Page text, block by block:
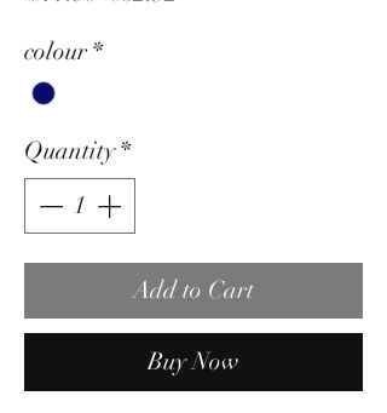
colour *
Quantity *
Add to Cart
Buy Now